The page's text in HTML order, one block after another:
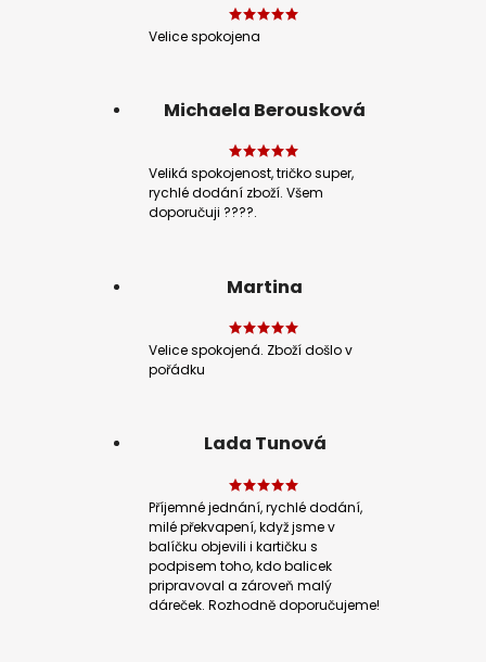
Velice spokojena
Michaela Berousková
Veliká spokojenost, tričko super,
rychlé dodání zboží. Všem
doporučuji ????.
Martina
Velice spokojená. Zboží došlo v
pořádku
Lada Tunová
Příjemné jednání, rychlé dodání,
milé překvapení, když jsme v
balíčku objevili i kartičku s
podpisem toho, kdo balicek
pripravoval a zároveň malý
dáreček. Rozhodně doporučujeme!